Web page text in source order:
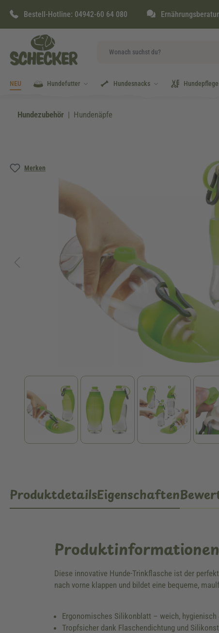
Zur Hauptnavigation springen
Bestell-Hotline: 04942-60 64 080
NEU Hundefutter Hundesnacks Hundepflege
Hundezubehör Hundenäpfe
Merken
Bildergalerie überspringen
ProduktdetailsEigenschaften
Produktinformationen
Diese innovative Hunde-Trinkflasche ist der
nach vorne klappen und bildet eine bequeme,
Ergonomisches Silikonblatt – weich, hygienisch
Tropfsicher dank Flaschendichtung und